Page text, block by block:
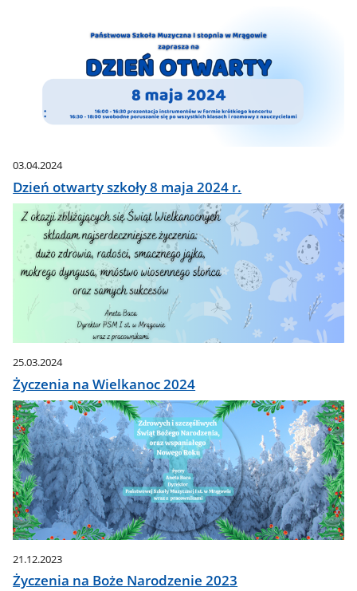
03.04.2024
Dzień otwarty szkoły 8 maja 2024 r.
25.03.2024
Życzenia na Wielkanoc 2024
21.12.2023
Życzenia na Boże Narodzenie 2023